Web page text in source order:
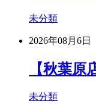
未分類
2026年08月6日
【秋葉
未分類